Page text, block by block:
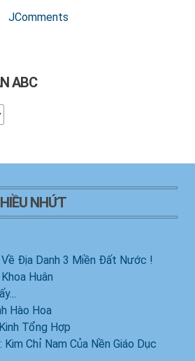
JComments
ABC
NHỨT
Địa Danh 3 Miền Đất Nước !
Huân
Hào Hoa
Tổng Hợp
Chỉ Nam Của Nền Giáo Dục